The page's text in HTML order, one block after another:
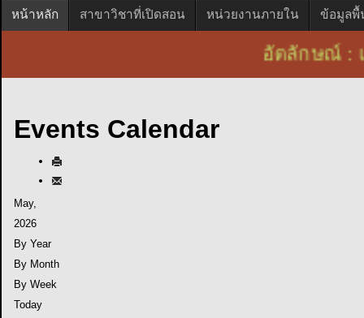
หน้าหลัก สาขาวิชาที่เปิดสอน หน่วยงานภายใน ข้อมูลพื้
อัตลักษณ์ :
Events Calendar
May,
2026
By Year
By Month
By Week
Today